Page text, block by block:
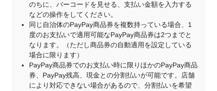
のちに、バーコードを見せる、支払い金額を入力する
などの操作をしてください。
同じ自治体のPayPay商品券を複数持っている場合、1
度のお支払いで適用可能なPayPay商品券は2つまでと
なります。（ただし商品券の自動適用を設定している
場合に限ります）
PayPay商品券でのお支払い時に限りほかのPayPay商品
券、PayPay残高、現金との分割払いが可能です。店舗
により対応できない場合があるので、分割払いを希望